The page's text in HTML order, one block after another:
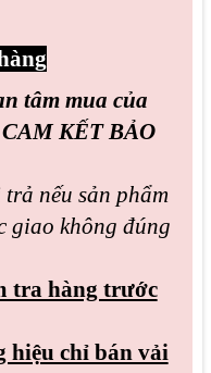
tâm mua của
KẾT BẢO
nếu sản phẩm
giao không đúng
tra hàng trước
hiệu chỉ bán vải